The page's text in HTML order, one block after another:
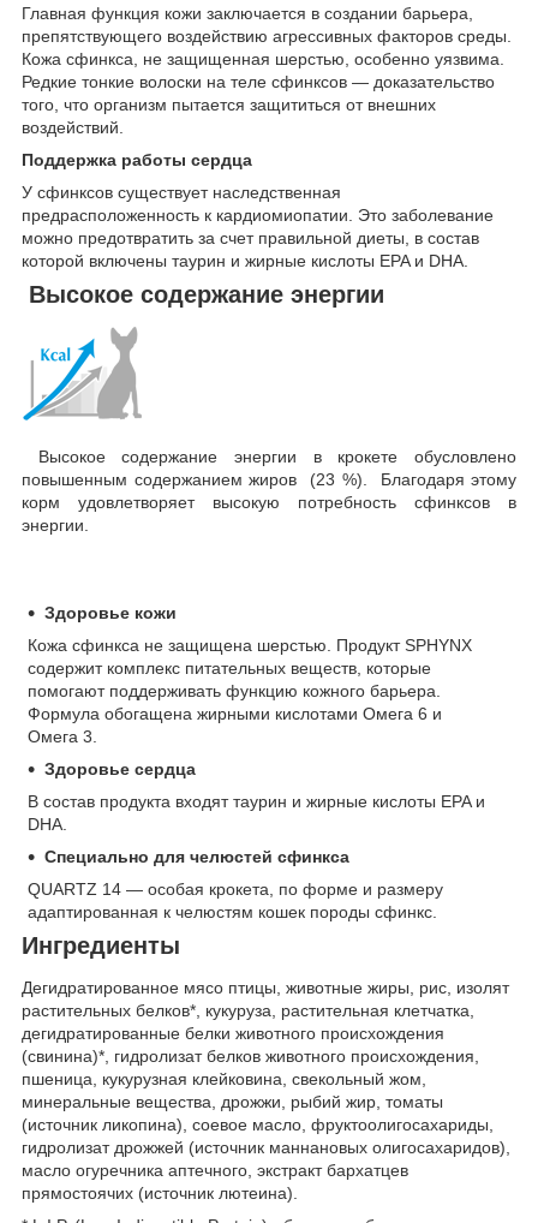
Главная функция кожи заключается в создании барьера,
препятствующего воздействию агрессивных факторов среды.
Кожа сфинкса, не защищенная шерстью, особенно уязвима.
Редкие тонкие волоски на теле сфинксов — доказательство
того, что организм пытается защититься от внешних
воздействий.
Поддержка работы сердца
У сфинксов существует наследственная
предрасположенность к кардиомиопатии. Это заболевание
можно предотвратить за счет правильной диеты, в состав
которой включены таурин и жирные кислоты EPA и DHA.
Высокое содержание энергии
Высокое содержание энергии в крокете обусловлено
повышенным содержанием жиров (23 %). Благодаря этому
корм удовлетворяет высокую потребность сфинксов в
энергии.
Здоровье кожи
Кожа сфинкса не защищена шерстью. Продукт SPHYNX
содержит комплекс питательных веществ, которые
помогают поддерживать функцию кожного барьера.
Формула обогащена жирными кислотами Омега 6 и
Омега 3.
Здоровье сердца
В состав продукта входят таурин и жирные кислоты EPA и
DHA.
Специально для челюстей сфинкса
QUARTZ 14 — особая крокета, по форме и размеру
адаптированная к челюстям кошек породы сфинкс.
Ингредиенты
Дегидратированное мясо птицы, животные жиры, рис, изолят
растительных белков*, кукуруза, растительная клетчатка,
дегидратированные белки животного происхождения
(свинина)*, гидролизат белков животного происхождения,
пшеница, кукурузная клейковина, свекольный жом,
минеральные вещества, дрожжи, рыбий жир, томаты
(источник ликопина), соевое масло, фруктоолигосахариды,
гидролизат дрожжей (источник мaннановых олигосахаридов),
масло огуречника аптечного, экстракт бархатцев
прямостоячих (источник лютеина).